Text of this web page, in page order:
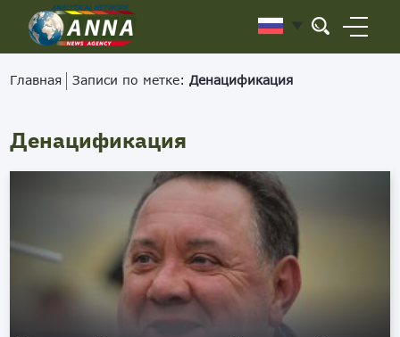
Главная Записи по метке:Денацификация
Денацификация